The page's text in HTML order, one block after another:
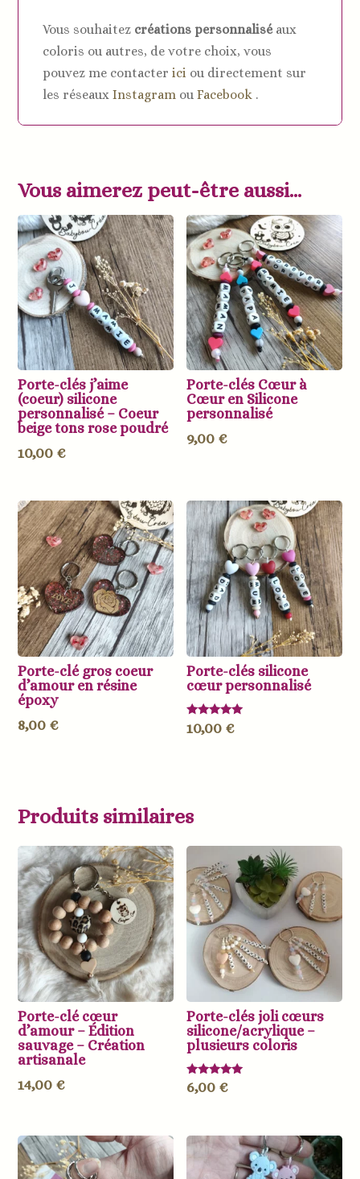
Vous souhaitez créations personnaliséaux
coloris ou autres, de votre choix, vous
pouvez me contacterici ou directement sur
les réseauxInstagram ouFacebook .
Vous aimerez peut-être aussi…
Porte-clés j’aime
(coeur) silicone
personnalisé – Coeur
beige tons rose poudré
10,00 €
Porte-clés Cœur à
Cœur en Silicone
personnalisé
9,00 €
Porte-clé gros coeur
d’amour en résine
époxy
8,00 €
Porte-clés silicone
cœur personnalisé
Note
5.00
10,00 €
Produits similaires
Porte-clé cœur
d’amour – Édition
sauvage – Création
artisanale
14,00 €
Porte-clés joli cœurs
silicone/acrylique –
plusieurs coloris
Note
5.00
6,00 €